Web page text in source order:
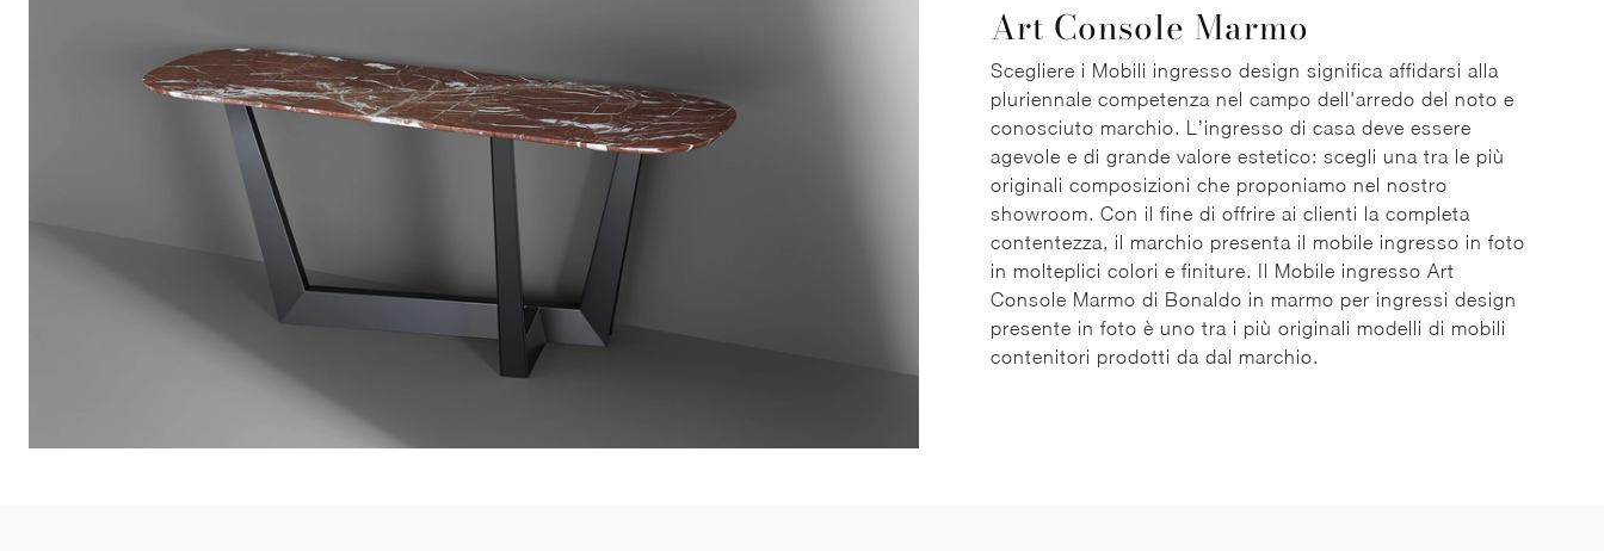
Art Console Marmo
Scegliere i Mobili ingresso design significa affidarsi alla
pluriennale competenza nel campo dell'arredo del noto e
conosciuto marchio. L’ingresso di casa deve essere
agevole e di grande valore estetico: scegli una tra le più
originali composizioni che proponiamo nel nostro
showroom. Con il fine di offrire ai clienti la completa
contentezza, il marchio presenta il mobile ingresso in foto
in molteplici colori e finiture. Il Mobile ingresso Art
Console Marmo di Bonaldo in marmo per ingressi design
presente in foto è uno tra i più originali modelli di mobili
contenitori prodotti da dal marchio.